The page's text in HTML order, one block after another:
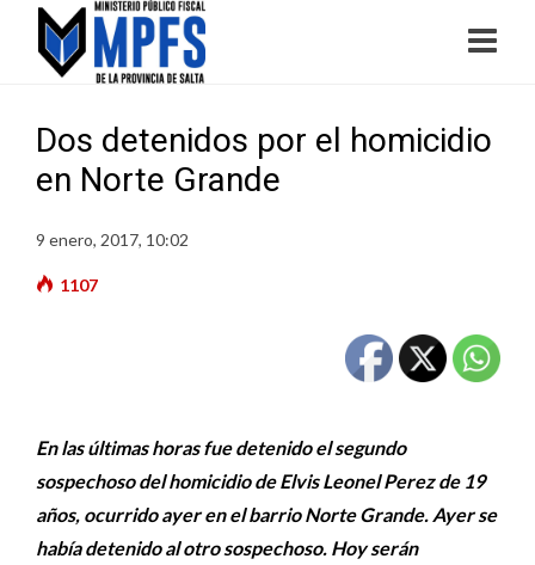
Dos detenidos por el homicidio
en Norte Grande
9 enero, 2017, 10:02
1107
En las últimas horas fue detenido el segundo
sospechoso del homicidio de Elvis Leonel Perez de 19
años, ocurrido ayer en el barrio Norte Grande. Ayer se
había detenido al otro sospechoso. Hoy serán